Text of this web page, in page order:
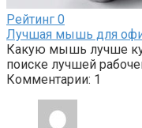
Рейтинг 0
Лучшая мышь для
Какую мышь лучше
поиске лучшей
Комментарии: 1